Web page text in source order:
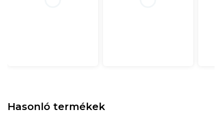
Hasonló termékek